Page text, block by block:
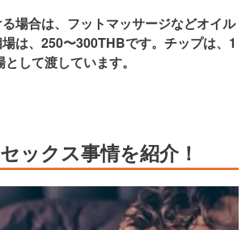
場合は、フットマッサージなどオイル
は、250〜300THBです。チップは、1
して渡しています。
ックス事情を紹介！